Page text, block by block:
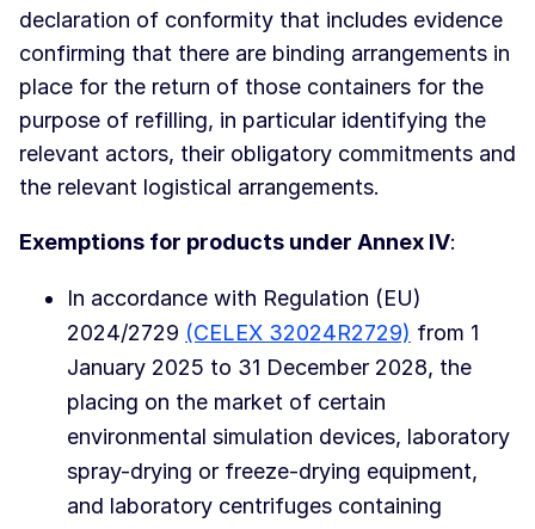
declaration of conformity that includes evidence
confirming that there are binding arrangements in
place for the return of those containers for the
purpose of refilling, in particular identifying the
relevant actors, their obligatory commitments and
the relevant logistical arrangements.
Exemptions for products under Annex IV:
In accordance with Regulation (EU)
2024/2729 (CELEX 32024R2729) from 1
January 2025 to 31 December 2028, the
placing on the market of certain
environmental simulation devices, laboratory
spray-drying or freeze-drying equipment,
and laboratory centrifuges containing